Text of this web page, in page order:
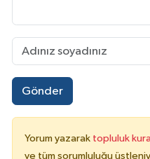
Gönder
Yorum yazarak topluluk
ve tüm sorumluluğu